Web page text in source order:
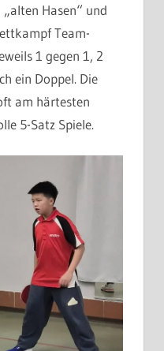
Hasen“ und
Team-
1 gegen 1, 2
ein Doppel. Die
am härtesten
5-Satz Spiele.